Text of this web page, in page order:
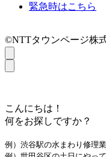
緊急時はこちら
©NTTタウンページ株式
こんにちは！
何をお探しですか？
例）渋谷駅の水まわり修理